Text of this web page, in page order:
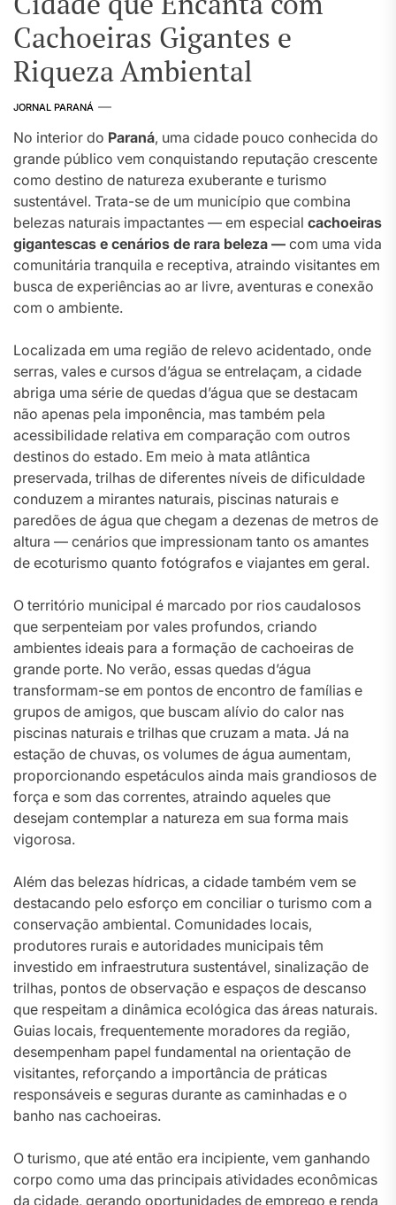
Cachoeiras Gigantes e
Riqueza Ambiental
JORNAL PARANÁ
No interior do Paraná, uma cidade pouco conhecida do
grande público vem conquistando reputação crescente
como destino de natureza exuberante e turismo
sustentável. Trata-se de um município que combina
belezas naturais impactantes — em especial cachoeiras
gigantescas e cenários de rara beleza — com uma vida
comunitária tranquila e receptiva, atraindo visitantes em
busca de experiências ao ar livre, aventuras e conexão
com o ambiente.
Localizada em uma região de relevo acidentado, onde
serras, vales e cursos d’água se entrelaçam, a cidade
abriga uma série de quedas d’água que se destacam
não apenas pela imponência, mas também pela
acessibilidade relativa em comparação com outros
destinos do estado. Em meio à mata atlântica
preservada, trilhas de diferentes níveis de dificuldade
conduzem a mirantes naturais, piscinas naturais e
paredões de água que chegam a dezenas de metros de
altura — cenários que impressionam tanto os amantes
de ecoturismo quanto fotógrafos e viajantes em geral.
O território municipal é marcado por rios caudalosos
que serpenteiam por vales profundos, criando
ambientes ideais para a formação de cachoeiras de
grande porte. No verão, essas quedas d’água
transformam-se em pontos de encontro de famílias e
grupos de amigos, que buscam alívio do calor nas
piscinas naturais e trilhas que cruzam a mata. Já na
estação de chuvas, os volumes de água aumentam,
proporcionando espetáculos ainda mais grandiosos de
força e som das correntes, atraindo aqueles que
desejam contemplar a natureza em sua forma mais
vigorosa.
Além das belezas hídricas, a cidade também vem se
destacando pelo esforço em conciliar o turismo com a
conservação ambiental. Comunidades locais,
produtores rurais e autoridades municipais têm
investido em infraestrutura sustentável, sinalização de
trilhas, pontos de observação e espaços de descanso
que respeitam a dinâmica ecológica das áreas naturais.
Guias locais, frequentemente moradores da região,
desempenham papel fundamental na orientação de
visitantes, reforçando a importância de práticas
responsáveis e seguras durante as caminhadas e o
banho nas cachoeiras.
O turismo, que até então era incipiente, vem ganhando
corpo como uma das principais atividades econômicas
da cidade, gerando oportunidades de emprego e renda